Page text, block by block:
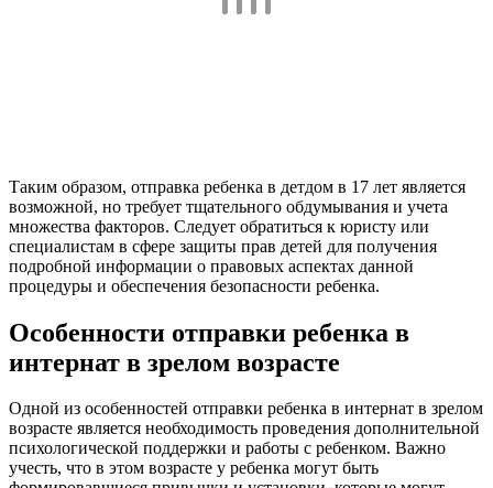
Таким образом, отправка ребенка в детдом в 17 лет является
возможной, но требует тщательного обдумывания и учета
множества факторов. Следует обратиться к юристу или
специалистам в сфере защиты прав детей для получения
подробной информации о правовых аспектах данной
процедуры и обеспечения безопасности ребенка.
Особенности отправки ребенка в
интернат в зрелом возрасте
Одной из особенностей отправки ребенка в интернат в зрелом
возрасте является необходимость проведения дополнительной
психологической поддержки и работы с ребенком. Важно
учесть, что в этом возрасте у ребенка могут быть